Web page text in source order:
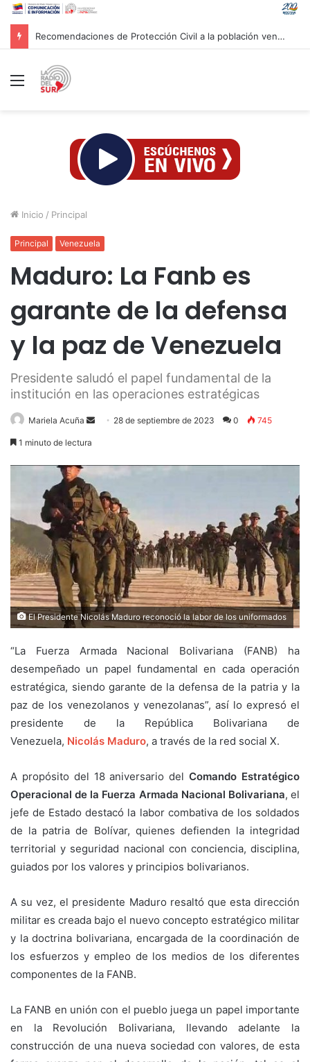
Recomendaciones de Protección Civil a la población venezolana ante fenómeno climatológico «El Niño»
Menú
Inicio / Principal
Principal Venezuela
Maduro: La Fanb es
garante de la defensa
y la paz de Venezuela
Presidente saludó el papel fundamental de la
institución en las operaciones estratégicas
Mariela Acuña
Send 28 de septiembre de 2023 0 745
1 minuto de lectura
El Presidente Nicolás Maduro reconoció la labor de los uniformados
“La Fuerza Armada Nacional Bolivariana (FANB) ha
desempeñado un papel fundamental en cada operación
estratégica, siendo garante de la defensa de la patria y la
paz de los venezolanos y venezolanas”, así lo expresó el
presidente de la República Bolivariana de
Venezuela, Nicolás Maduro, a través de la red social X.
A propósito del 18 aniversario delComando Estratégico
Operacional de la Fuerza Armada Nacional Bolivariana, el
jefe de Estado destacó la labor combativa de los soldados
de la patria de Bolívar, quienes defienden la integridad
territorial y seguridad nacional con conciencia, disciplina,
guiados por los valores y principios bolivarianos.
A su vez, el presidente Maduro resaltó que esta dirección
militar es creada bajo el nuevo concepto estratégico militar
y la doctrina bolivariana, encargada de la coordinación de
los esfuerzos y empleo de los medios de los diferentes
componentes de la FANB.
La FANB en unión con el pueblo juega un papel importante
en la Revolución Bolivariana, llevando adelante la
construcción de una nueva sociedad con valores, de esta